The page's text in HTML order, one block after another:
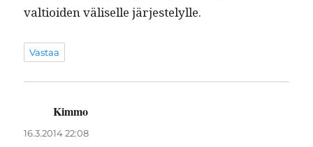
val­tioiden väliselle järjestelylle.
Vastaa
Kimmo
16.3.2014 22:08